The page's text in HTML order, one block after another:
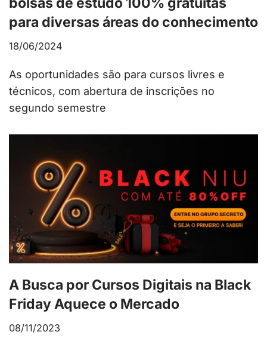
para diversas áreas do conhecimento
18/06/2024
As oportunidades são para cursos livres e
técnicos, com abertura de inscrições no
segundo semestre
A Busca por Cursos Digitais na Black
Friday Aquece o Mercado
08/11/2023